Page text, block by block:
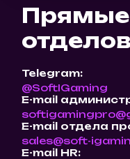
Прямые
отделов
Telegram:
@SoftIGaming
E-mail
E-mail отдела
sales@soft-
E-mail HR: